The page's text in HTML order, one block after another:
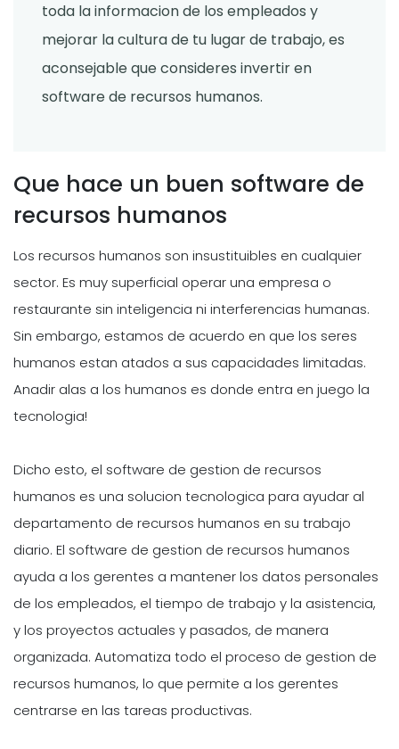
toda la informacion de los empleados y
mejorar la cultura de tu lugar de trabajo, es
aconsejable que consideres invertir en
software de recursos humanos.
Que hace un buen software de
recursos humanos
Los recursos humanos son insustituibles en cualquier
sector. Es muy superficial operar una empresa o
restaurante sin inteligencia ni interferencias humanas.
Sin embargo, estamos de acuerdo en que los seres
humanos estan atados a sus capacidades limitadas.
Anadir alas a los humanos es donde entra en juego la
tecnologia!
Dicho esto, el software de gestion de recursos
humanos es una solucion tecnologica para ayudar al
departamento de recursos humanos en su trabajo
diario. El software de gestion de recursos humanos
ayuda a los gerentes a mantener los datos personales
de los empleados, el tiempo de trabajo y la asistencia,
y los proyectos actuales y pasados, de manera
organizada. Automatiza todo el proceso de gestion de
recursos humanos, lo que permite a los gerentes
centrarse en las tareas productivas.